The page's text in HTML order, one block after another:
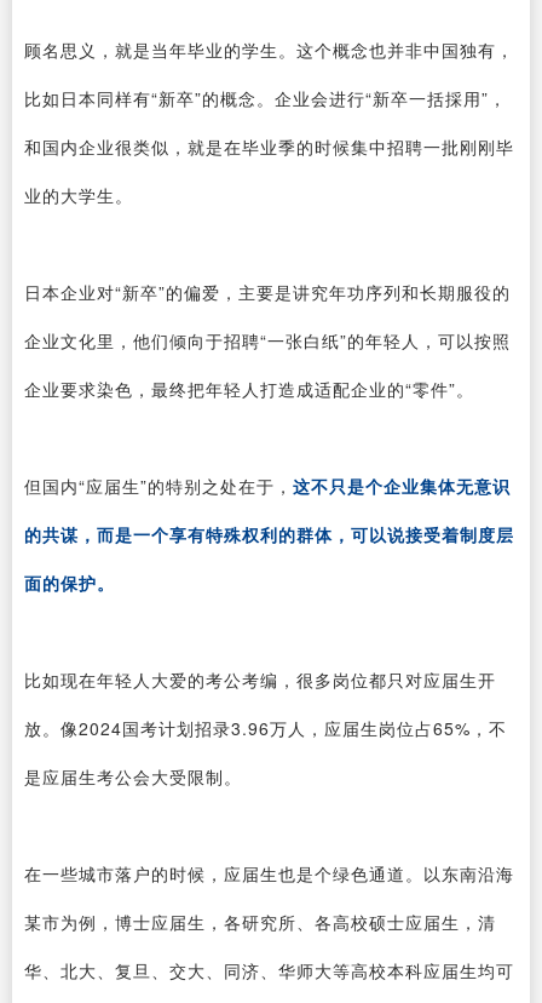
顾名思义，就是当年毕业的学生。这个概念也并非中国独有，
比如日本同样有“新卒”的概念。企业会进行“新卒一括採用”，
和国内企业很类似，就是在毕业季的时候集中招聘一批刚刚毕
业的大学生。
日本企业对“新卒”的偏爱，主要是讲究年功序列和长期服役的
企业文化里，他们倾向于招聘“一张白纸”的年轻人，可以按照
企业要求染色，最终把年轻人打造成适配企业的“零件”。
但国内“应届生”的特别之处在于， 这不只是个企业集体无意识
的共谋，而是一个享有特殊权利的群体，可以说接受着制度层
面的保护。
比如现在年轻人大爱的考公考编，很多岗位都只对应届生开
放。像2024国考计划招录3.96万人，应届生岗位占65%，不
是应届生考公会大受限制。
在一些城市落户的时候，应届生也是个绿色通道。以东南沿海
某市为例，博士应届生，各研究所、各高校硕士应届生，清
华、北大、复旦、交大、同济、华师大等高校本科应届生均可